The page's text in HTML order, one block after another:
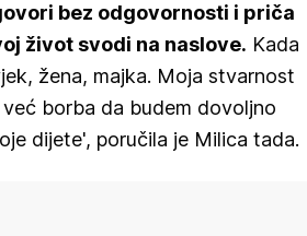
bez odgovornosti i priča
život svodi na naslove. Kada
žena, majka. Moja stvarnost
borba da budem dovoljno
dijete', poručila je Milica tada.